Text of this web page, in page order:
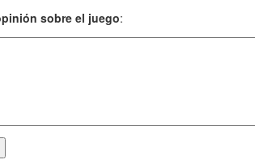
sobre el juego: